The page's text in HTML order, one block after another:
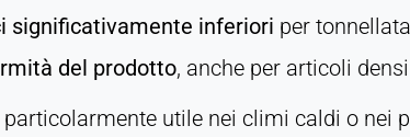
significativamente inferiori per
del prodotto, anche per articoli
particolarmente utile nei climi caldi o